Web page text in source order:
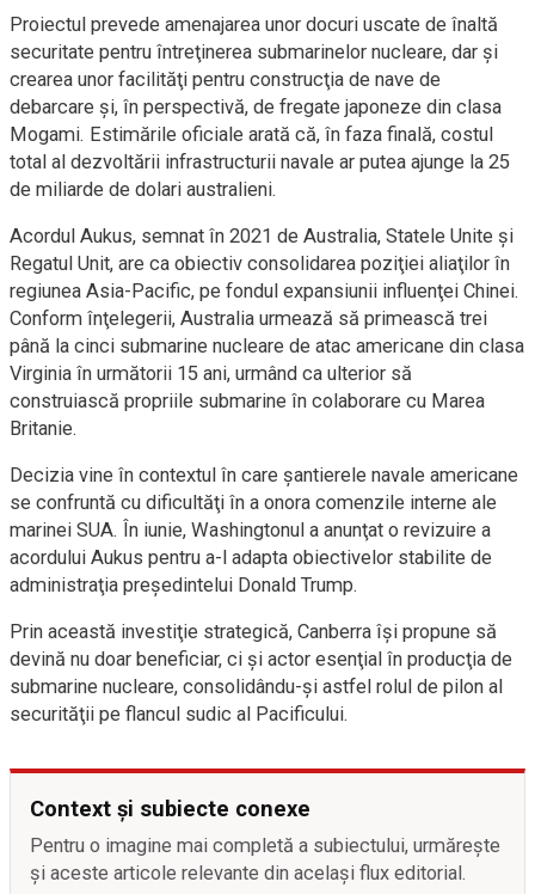
Proiectul prevede amenajarea unor docuri uscate de înaltă
securitate pentru întreţinerea submarinelor nucleare, dar şi
crearea unor facilităţi pentru construcţia de nave de
debarcare şi, în perspectivă, de fregate japoneze din clasa
Mogami. Estimările oficiale arată că, în faza finală, costul
total al dezvoltării infrastructurii navale ar putea ajunge la 25
de miliarde de dolari australieni.
Acordul Aukus, semnat în 2021 de Australia, Statele Unite şi
Regatul Unit, are ca obiectiv consolidarea poziţiei aliaţilor în
regiunea Asia-Pacific, pe fondul expansiunii influenţei Chinei.
Conform înţelegerii, Australia urmează să primească trei
până la cinci submarine nucleare de atac americane din clasa
Virginia în următorii 15 ani, urmând ca ulterior să
construiască propriile submarine în colaborare cu Marea
Britanie.
Decizia vine în contextul în care şantierele navale americane
se confruntă cu dificultăţi în a onora comenzile interne ale
marinei SUA. În iunie, Washingtonul a anunţat o revizuire a
acordului Aukus pentru a-l adapta obiectivelor stabilite de
administraţia preşedintelui Donald Trump.
Prin această investiţie strategică, Canberra îşi propune să
devină nu doar beneficiar, ci şi actor esenţial în producţia de
submarine nucleare, consolidându-şi astfel rolul de pilon al
securităţii pe flancul sudic al Pacificului.
Context și subiecte conexe
Pentru o imagine mai completă a subiectului, urmărește
și aceste articole relevante din același flux editorial.